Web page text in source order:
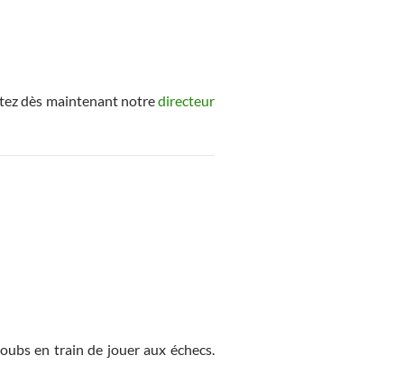
dès maintenant notredirecteur
en train de jouer aux échecs.